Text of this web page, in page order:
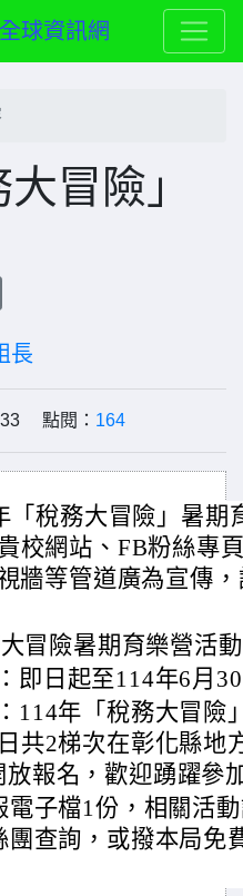
球資訊網
冒險」
長
點閱： 164
「稅務大冒險」暑期
校網站、FB粉絲專
牆等管道廣為宣傳
大冒險暑期育樂營活
即日起至114年6月
114年「稅務大冒險
共2梯次在彰化縣地
放報名，歡迎踴躍參
電子檔1份，相關活
團查詢，或撥本局免